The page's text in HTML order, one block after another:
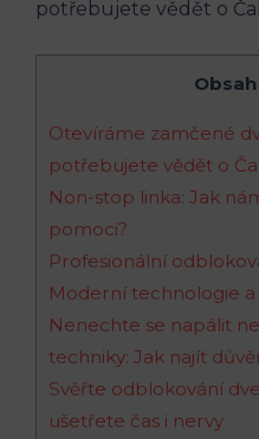
Obsah
Otevíráme zamčené
potřebujete vědět⁢ o
Non-stop linka: Jak
pomoci?
Profesionální
Moderní ⁣technologie‌ a
Nenechte ⁣se ‌napálit
techniky: ‍Jak najít
Svěřte​ odblokování
ušetřete ‍čas⁤ i nervy